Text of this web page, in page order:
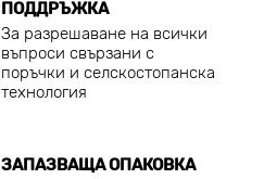
ПОДДРЪЖКА
За разрешаване на всички
въпроси свързани с
поръчки и селскостопанска
технология
ЗАПАЗВАЩА ОПАКОВКА